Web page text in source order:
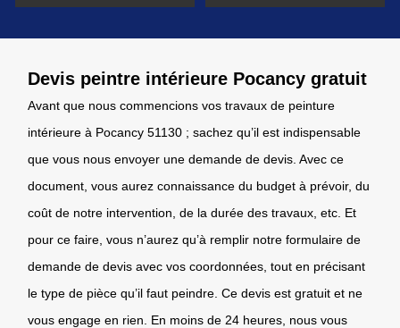
Devis peintre intérieure Pocancy gratuit
Avant que nous commencions vos travaux de peinture
intérieure à Pocancy 51130 ; sachez qu’il est indispensable
que vous nous envoyer une demande de devis. Avec ce
document, vous aurez connaissance du budget à prévoir, du
coût de notre intervention, de la durée des travaux, etc. Et
pour ce faire, vous n’aurez qu’à remplir notre formulaire de
demande de devis avec vos coordonnées, tout en précisant
le type de pièce qu’il faut peindre. Ce devis est gratuit et ne
vous engage en rien. En moins de 24 heures, nous vous